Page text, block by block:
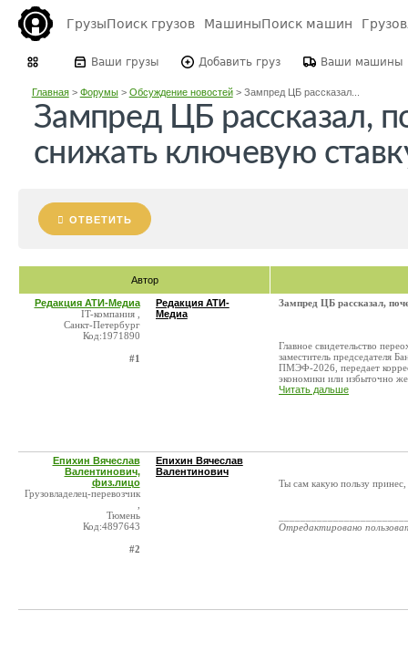
ГрузыПоиск грузов МашиныПоиск машин
Ваши грузы Добавить груз Ваши машины
Главная> Форумы> Обсуждение новостей> Зампред ЦБ рассказал...
Зампред ЦБ рассказал,
снижать ключевую
ОТВЕТИТЬ
Автор
Редакция АТИ-Медиа
IT-компания ,
Санкт-Петербург
Код:1971890
#1
Редакция АТИ-
Медиа
Зампред ЦБ рассказал,
Главное свидетельство
заместитель председателя
ПМЭФ-2026, передает
экономики или избыточно
Читать дальше
Епихин Вячеслав
Валентинович,
физ.лицо
Грузовладелец-перевозчик
Тюмень
Код:4897643
#2
Епихин Вячеслав
Валентинович
Ты сам какую пользу
Отредактировано